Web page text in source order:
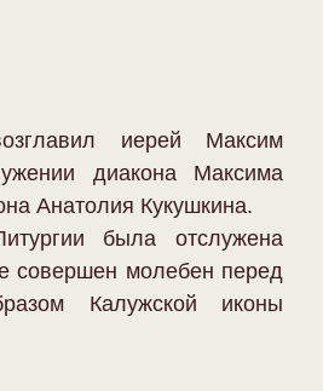
иерей Максим
диакона Максима
Анатолия Кукушкина.
была отслужена
совершен молебен перед
Калужской иконы